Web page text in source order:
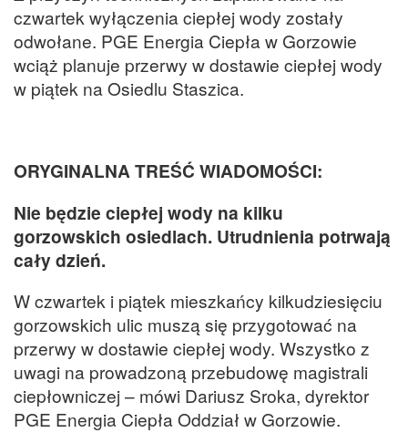
czwartek wyłączenia ciepłej wody zostały
odwołane. PGE Energia Ciepła w Gorzowie
wciąż planuje przerwy w dostawie ciepłej wody
w piątek na Osiedlu Staszica.
ORYGINALNA TREŚĆ WIADOMOŚCI:
Nie będzie ciepłej wody na kilku
gorzowskich osiedlach. Utrudnienia potrwają
cały dzień.
W czwartek i piątek mieszkańcy kilkudziesięciu
gorzowskich ulic muszą się przygotować na
przerwy w dostawie ciepłej wody. Wszystko z
uwagi na prowadzoną przebudowę magistrali
ciepłowniczej – mówi Dariusz Sroka, dyrektor
PGE Energia Ciepła Oddział w Gorzowie.